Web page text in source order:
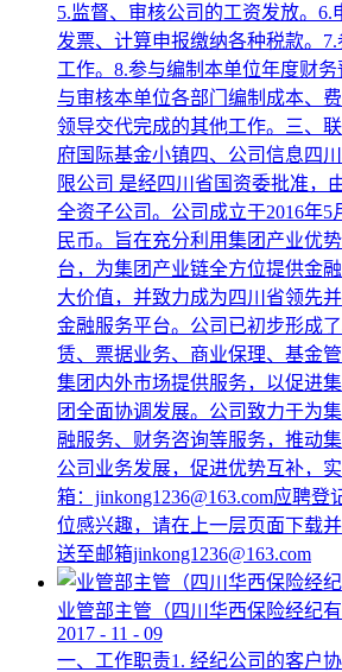
5.监督、审核公司的工资发放。6.
发票、计算申报缴纳各种税款。
工作。8.参与编制本单位年度财
与审核本单位各部门编制成本、
领导交代完成的其他工作。三、
府国际基金小镇四、公司信息四
限公司 是经四川省国资委批准，
全资子公司。公司成立于2016年5
民币。旨在充分利用集团产业优
台，为集团产业链全方位提供金
大价值，并致力成为四川省领先
金融服务平台。公司已初步形成
赁、票据业务、商业保理、基金
集团内外市场提供服务，以促进
团全面协调发展。公司致力于为
融服务、财务咨询等服务，推动
公司业务发展，促进优势互补，
箱：jinkong1236@163.com应聘登
位感兴趣，请在上一层页面下载
送至邮箱jinkong1236@163.com
业管部主管（四川华西保险经纪有
2017 - 11 - 09
一、工作职责1. 经纪公司的客户